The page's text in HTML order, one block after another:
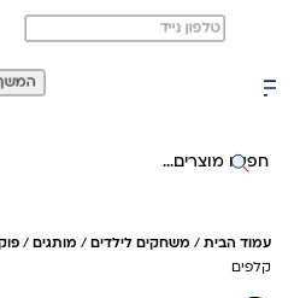
משלוח מהיר חינם בקניה מעל 299 ₪ (למעט ריהוט)
חיפוש באתר
עמוד הבית/משחקים לילדים/מותגים/
קלפים
המשך